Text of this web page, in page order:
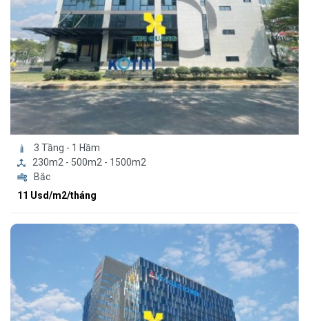
3 Tầng - 1 Hầm
230m2 - 500m2 - 1500m2
Bắc
11 Usd/m2/tháng